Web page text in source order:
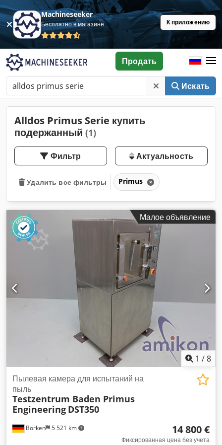
Machineseeker
Бесплатно в магазине К приложению
Искать
Продать
Alldos Primus Serie купить
подержанный (1)
Фильтр Актуальность
Удалить все фильтры Primus
Малое объявление
1 /8
Borken 5 521 km
Пылевая камера для испытаний на
пыль
Testzentrum Baden Primus
Engineering DST350
14 800 €
Фиксированная цена без учета